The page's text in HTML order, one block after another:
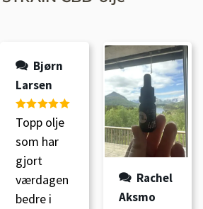
Larsen
Vurdert5 av
Topp olje
som har
gjort
værdagen
bedre i
Aksmo